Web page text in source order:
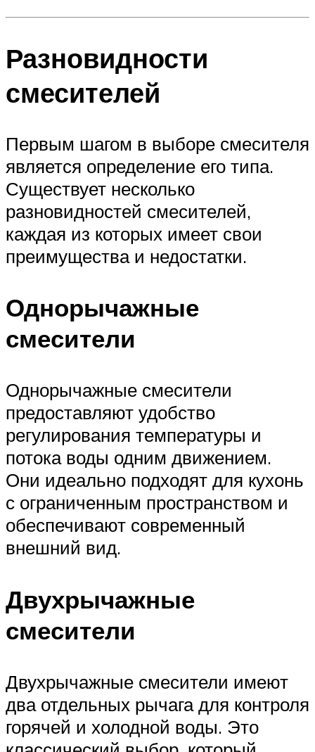
Разновидности
смесителей
Первым шагом в выборе смесителя
является определение его типа.
Существует несколько
разновидностей смесителей,
каждая из которых имеет свои
преимущества и недостатки.
Однорычажные
смесители
Однорычажные смесители
предоставляют удобство
регулирования температуры и
потока воды одним движением.
Они идеально подходят для кухонь
с ограниченным пространством и
обеспечивают современный
внешний вид.
Двухрычажные
смесители
Двухрычажные смесители имеют
два отдельных рычага для контроля
горячей и холодной воды. Это